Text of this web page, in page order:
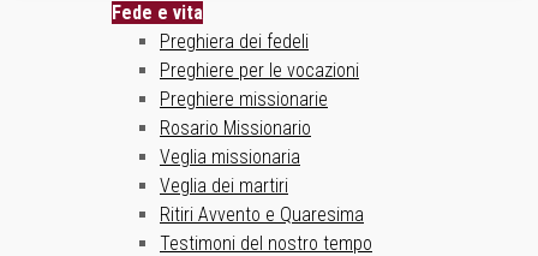
Fede e vita
Preghiera dei fedeli
Preghiere per le vocazioni
Preghiere missionarie
Rosario Missionario
Veglia missionaria
Veglia dei martiri
Ritiri Avvento e Quaresima
Testimoni del nostro tempo